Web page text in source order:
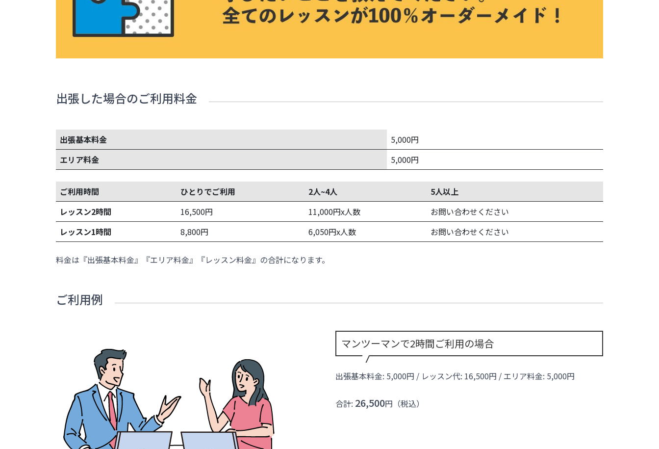
出張した場合のご利用料金
出張基本料金
5,000円
エリア料金
5,000円
ご利用時間 ひとりでご利用 2人~4人
5人以上
レッスン2時間
16,500円 11,000円x人数
お問い合わせください
レッスン1時間
8,800円 6,050円x人数 お問い合わせください
料金は『出張基本料金』『エリア料金』『レッスン料金』の合計になります。
ご利用例
マンツーマンで2時間ご利用の場合
出張基本料金: 5,000円 / レッスン代: 16,500円 / エリア料金: 5,000円
合計: 26,500円（税込）